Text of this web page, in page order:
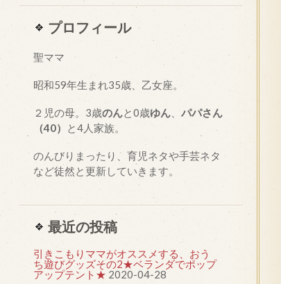
プロフィール
聖ママ
昭和59年生まれ35歳、乙女座。
２児の母。3歳のんと0歳ゆん、 パパさん
（40）
と4人家族。
のんびりまったり、育児ネタや手芸ネタ
など徒然と更新していきます。
最近の投稿
引きこもりママがオススメする、おう
ち遊びグッズその2★ベランダでポップ
アップテント★ 2020-04-28